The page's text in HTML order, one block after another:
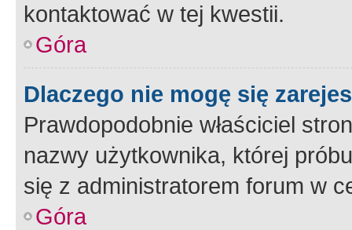
kontaktować w tej kwestii.
Góra
Dlaczego nie mogę się
Prawdopodobnie właściciel
nazwy użytkownika, której
się z administratorem forum w
Góra